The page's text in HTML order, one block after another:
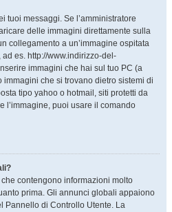
tuoi messaggi. Se l’amministratore
delle immagini direttamente sulla
collegamento a un’immagine ospitata
es. http://www.indirizzo-del-
immagini che hai sul tuo PC (a
che si trovano dietro sistemi di
tipo yahoo o hotmail, siti protetti da
l’immagine, puoi usare il comando
contengono informazioni molto
prima. Gli annunci globali appaiono
Pannello di Controllo Utente. La